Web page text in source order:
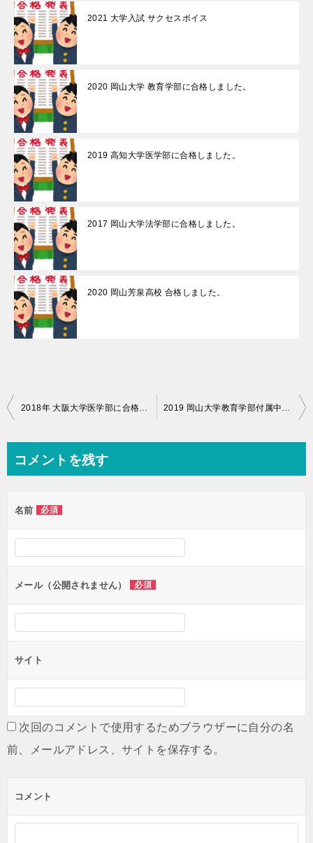
2021 大学入試 サクセスボイス
2020 岡山大学 教育学部に合格しました。
2019 高知大学医学部に合格しました。
2017 岡山大学法学部に合格しました。
2020 岡山芳泉高校 合格しました。
投
ビ
ー
シ
ョ
ン
コメントを残す
名前 必須
メール（公開されません） 必須
サイト
次回のコメントで使用するためブラウザーに自分の名
前、メールアドレス、サイトを保存する。
コメント